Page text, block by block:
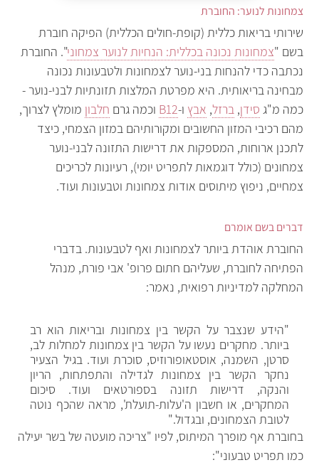
צמחונות לנוער: החוברת
שירותי בריאות כללית (קופת-חולים הכללית) הפיקה חוברת
בשם "צמחונות נכונה בכללית: הנחיות לנוער צמחוני". החוברת
נכתבה כדי להנחות בני-נוער לצמחונות ולטבעונות נכונה
מבחינה בריאותית. היא מפרטת המלצות תזונתיות לבני-נוער -
כמה מ"ג סידן,ברזל, אבץ ו-B12 וכמה גרם חלבון מומלץ לצרוך,
מהם רכיבי המזון החשובים ומקורותיהם במזון הצמחי, כיצד
לתכנן ארוחות, המספקות את דרישות התזונה לבני-נוער
צמחונים (כולל דוגמאות לתפריט יומי), רעיונות לכריכים
צמחיים, ניפוץ מיתוסים אודות צמחונות וטבעונות ועוד.
דברים בשם אומרם
החוברת אוהדת ביותר לצמחונות ואף לטבעונות. בדברי
הפתיחה לחוברת, שעליהם חתום פרופ' אבי פורת, מנהל
המחלקה למדיניות רפואית, נאמר:
"הידע שנצבר על הקשר בין צמחונות ובריאות הוא רב
ביותר. מחקרים נעשו על הקשר בין צמחונות למחלות לב,
סרטן, השמנה, אוסטאופורוזיס, סוכרת ועוד. בגיל הצעיר
נחקר הקשר בין צמחונות לגדילה והתפתחות, הריון
והנקה, דרישות תזונה בספורטאים ועוד. סיכום
המחקרים, או חשבון ה'עלות-תועלת', מראה שהכף נוטה
לטובת הצמחונים, ובגדול."
בחוברת אף מופרך המיתוס, לפיו "צריכה מועטה של בשר יעילה
כמו תפריט טבעוני":